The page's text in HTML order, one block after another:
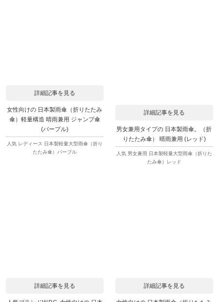
詳細記事を見る
女性向けの 日本製雨傘（折りたたみ
傘）軽量構造 晴雨兼用 ジャンプ傘
(パープル)
人気 レディース 日本製軽量大型雨傘（折り
たたみ傘）パープル
詳細記事を見る
男女兼用タイプの 日本製雨傘。（折
りたたみ傘） 晴雨兼用 (レッド)
人気 男女兼用 日本製軽量大型雨傘（折りた
たみ傘）レッド
詳細記事を見る 詳細記事を見る